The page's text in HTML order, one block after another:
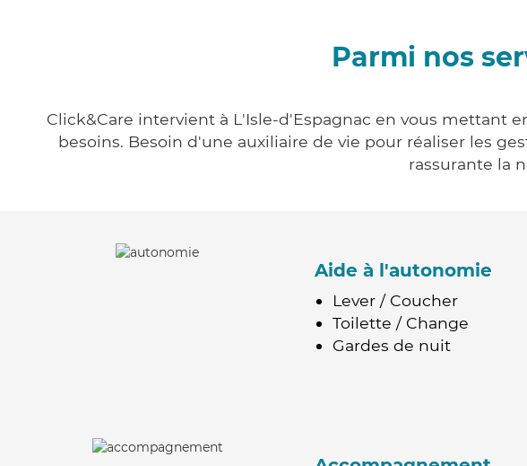
Parmi nos
Click&Care intervient à L'Isle-d'Espagnac en vous mettant
besoins. Besoin d'une auxiliaire de vie pour réaliser les
rassurante la
Aide à l'autonomie
Lever / Coucher
Toilette / Change
Gardes de nuit